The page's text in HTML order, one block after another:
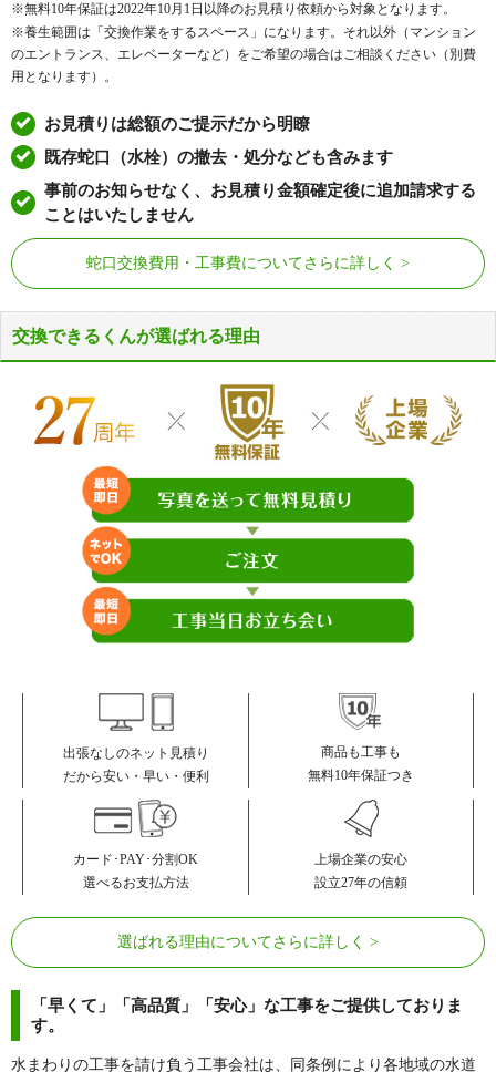
ヤ行
薬師町、屋敷町、安井町、柳本町、山口町上山口、山口
町金仙寺、山口町香花園、山口町下山口、山口町中野、
ラ行 両度町、六湛寺町、六軒町
ワ行 若草町、若松町、若山町、和上町
西宮北口ロイヤルアバンティエ 西宮セントポリア
西宮名塩東山グリーンマンション 西宮東町アーバンコンフォート
西宮マリナパーク
ネオシテイ西宮北口 NEOダイキョー甲子園II
ネバーランド香櫨園 ネバーランド夙川香櫨園セルサス
ネバーランド西宮 パークハイム甲子園口二見町
パラッシオ夙川公園
パレ苦楽園口 ヒルズ夙川パッサージュ
ファインビュー西宮 ファミール夙川宮西町
フェニックス獅子ヶ口
プチメゾン甲子園 プリンスハイツ鳴尾北
プレラ西宮 べルーフ西宮山手
マリーナビラ 武庫川第2三番街
UR都市機構武庫川団地
ユニ・アルス甲子園口プレジオ ラ・ヴィーダ西宮
ライオンズマンション苦楽園
ルジュ
ライオンズ苦楽園グランフォート
ランズ苦楽園 リバーサイド香櫨園
ルネヒューマンズガーデンパラデ
レ・ジェイド西宮北口 樋ノ口町
ロイヤルアーク甲子園フローレス ロイヤルアーク香櫨園
ロイヤルさくら通り ロイヤルハイム夙川
ロイヤルモンド ロイヤル夙川公園
ロイヤル西宮中央公園 ロイヤル西宮門戸グランデ
ロイヤル西宮門戸女学院通り ローレルスクエア甲子園
ワコーレ苦楽園レジデンス ワコーレ甲子園
※無料10年保証は2022年10月1日以降のお見積り依頼から対象となります。
※養生範囲は「交換作業をするスペース」になります。それ以外（マンション
のエントランス、エレベーターなど）をご希望の場合はご相談ください（別費
用となります）。
お見積りは総額のご提示だから明瞭
既存蛇口（水栓）の撤去・処分なども含みます
事前のお知らせなく、お見積り金額確定後に追加請求する
ことはいたしません
蛇口交換費用・工事費についてさらに詳しく
交換できるくんが選ばれる理由
出張なしのネット見積り
だから安い・早い・便利
商品も工事も
無料10年保証つき
カード･PAY･分割OK
選べるお支払方法
上場企業の安心
設立27年の信頼
選ばれる理由についてさらに詳しく
「早くて」「高品質」「安心」な工事をご提供しておりま
す。
水まわりの工事を請け負う工事会社は、同条例により各地域の水道